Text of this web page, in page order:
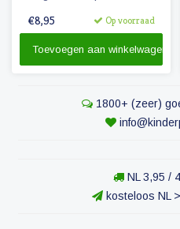
kinderen en omvat o.a.
schoolreisje.
€8,95 Op voorraad
Toevoegen aan winkelwagen
1800+ (zeer)
NL 3,95 /
kosteloos NL